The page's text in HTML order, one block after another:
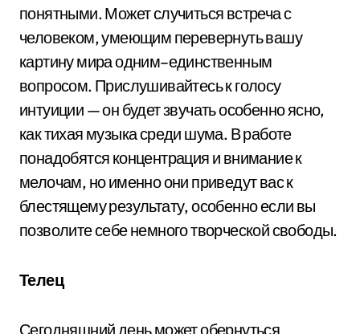
понятными. Может случиться встреча с
человеком, умеющим перевернуть вашу
картину мира одним–единственным
вопросом. Прислушивайтесь к голосу
интуиции — он будет звучать особенно ясно,
как тихая музыка среди шума. В работе
понадобятся концентрация и внимание к
мелочам, но именно они приведут вас к
блестящему результату, особенно если вы
позволите себе немного творческой свободы.
Телец
Сегодняшний день может обернуться